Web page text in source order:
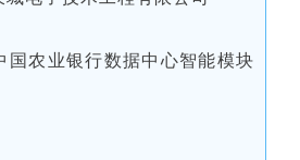
国农业银行数据中心智能模块